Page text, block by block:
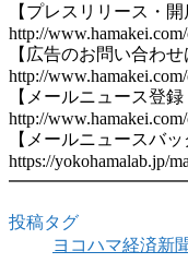
【プレスリリース・
http://
【広告のお問い合わせ
http://
【メールニュース登録
http://
【メールニュースバッ
https://yokohamalab.jp/
投稿タグ
ヨコハマ経済新